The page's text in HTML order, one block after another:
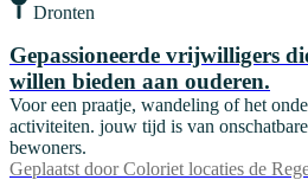
Dronten
Gepassioneerde vrijwilligers
willen bieden aan ouderen.
Voor een praatje, wandeling of het
activiteiten. jouw tijd is van
bewoners.
Geplaatst door Coloriet locaties de